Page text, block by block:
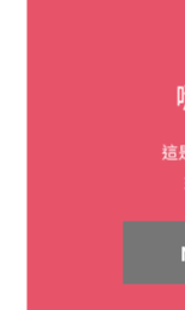
瑞典LELO SILA™
波吸吮按摩
這